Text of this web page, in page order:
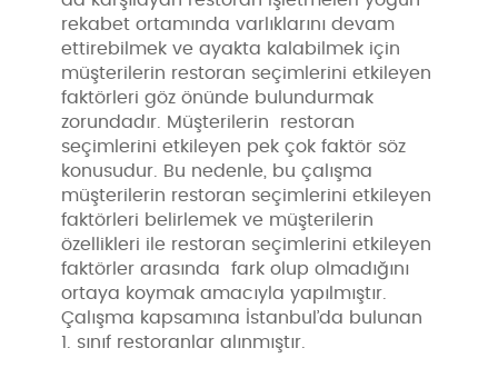
rekabet ortamında varlıklarını devam
ettirebilmek ve ayakta kalabilmek için
müşterilerin restoran seçimlerini etkileyen
faktörleri göz önünde bulundurmak
zorundadır. Müşterilerin restoran
seçimlerini etkileyen pek çok faktör söz
konusudur. Bu nedenle, bu çalışma
müşterilerin restoran seçimlerini etkileyen
faktörleri belirlemek ve müşterilerin
özellikleri ile restoran seçimlerini etkileyen
faktörler arasında fark olup olmadığını
ortaya koymak amacıyla yapılmıştır.
Çalışma kapsamına İstanbul’da bulunan
1. sınıf restoranlar alınmıştır.